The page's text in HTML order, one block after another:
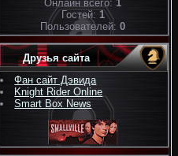
Онлайн всего: 1
Гостей: 1
Пользователей: 0
Друзья сайта
Фан сайт Дэвида
Knight Rider Online
Smart Box News